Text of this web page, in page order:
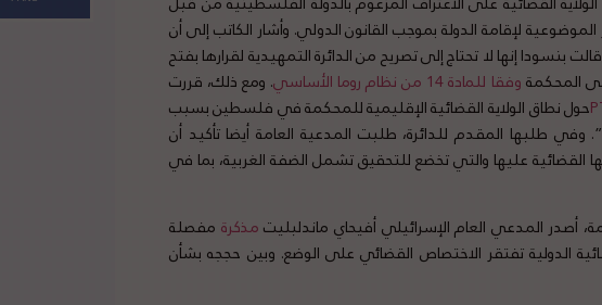
لإقامة الدولة بموجب القانون الدولي. وأشار الكاتب إلى أن
إنها لا تحتاج إلى تصريح من الدائرة التمهيدية لقرارها بفتح
المحكمةوفقا للمادة 14 من نظام روما الأساسي
. ومع ذلك، قررت
حول نطاق الولاية القضائية الإقليمية للمحكمة في فلسطين بسبب
وفي طلبها المقدم للدائرة، طلبت المدعية العامة أيضا تأكيد أن
عليها والتي تخضع للتحقيق تشمل الضفة الغربية، بما في
أصدر المدعي العام الإسرائيلي أفيحاي ماندلبليتمذكرة مفصلة
الدولية تفتقر الاختصاص القضائي على الوضع. وبين حججه بشأن